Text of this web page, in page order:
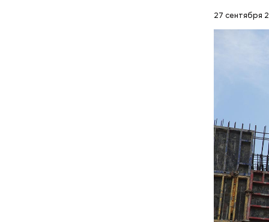
27 сентября
живым.
— Есть
ставят. А
за их